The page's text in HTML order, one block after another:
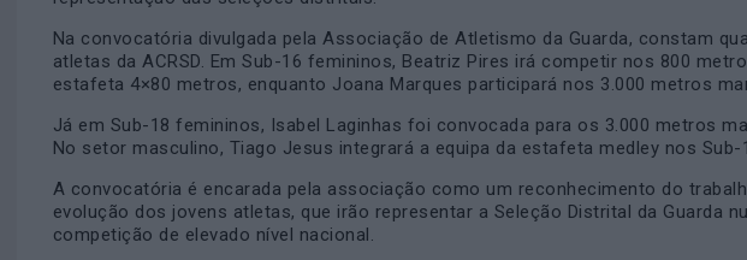
Na convocatória divulgada pela Associação de Atletismo da Guarda, constam
atletas da ACRSD. Em Sub-16 femininos, Beatriz Pires irá competir nos 800
estafeta 4×80 metros, enquanto Joana Marques participará nos 3.000 metros
Já em Sub-18 femininos, Isabel Laginhas foi convocada para os 3.000 metros
No setor masculino, Tiago Jesus integrará a equipa da estafeta medley nos Sub-
A convocatória é encarada pela associação como um reconhecimento do
evolução dos jovens atletas, que irão representar a Seleção Distrital da Guarda
competição de elevado nível nacional.